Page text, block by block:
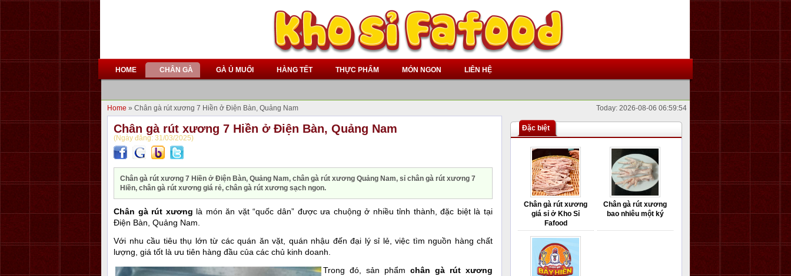
HOME CHÂN GÀ GÀ Ủ MUỐI HÀNG TẾT THỰC PHẨM MÓN NGON LIÊN HỆ
Home » Chân gà rút xương 7 Hiền ở Điện Bàn, Quảng Nam Today: 2026-08-06 06:59:54
Chân gà rút xương 7 Hiền ở Điện Bàn, Quảng Nam
(Ngày đăng: 31/03/2025)
Chân gà rút xương 7 Hiền ở Điện Bàn, Quảng Nam, chân gà rút xương Quảng Nam, sỉ chân gà rút xương 7
Hiền, chân gà rút xương giá rẻ, chân gà rút xương sạch ngon.
Chân gà rút xương là món ăn vặt “quốc dân” được ưa chuộng ở nhiều tỉnh thành, đặc biệt là tại
Điện Bàn, Quảng Nam.
Với nhu cầu tiêu thụ lớn từ các quán ăn vặt, quán nhậu đến đại lý sỉ lẻ, việc tìm nguồn hàng chất
lượng, giá tốt là ưu tiên hàng đầu của các chủ kinh doanh.
Trong đó, sản phẩm chân gà rút xương
Đặc biệt
Chân gà rút xương
giá sỉ ở Kho Sỉ
Fafood
Chân gà rút xương
bao nhiêu một ký